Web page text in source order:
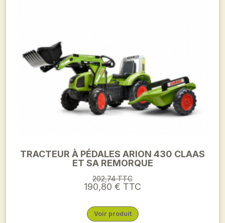
TRACTEUR À PÉDALES ARION 430 CLAAS
ET SA REMORQUE
202,74 TTC
190,80 € TTC
Voir produit